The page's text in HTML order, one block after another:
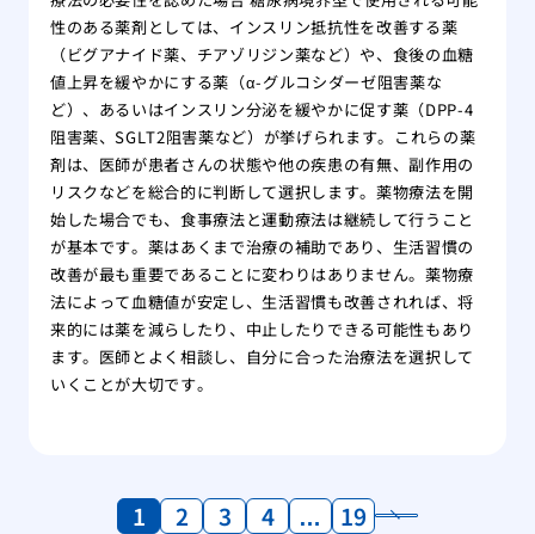
性のある薬剤としては、インスリン抵抗性を改善する薬
（ビグアナイド薬、チアゾリジン薬など）や、食後の血糖
値上昇を緩やかにする薬（α-グルコシダーゼ阻害薬な
ど）、あるいはインスリン分泌を緩やかに促す薬（DPP-4
阻害薬、SGLT2阻害薬など）が挙げられます。これらの薬
剤は、医師が患者さんの状態や他の疾患の有無、副作用の
リスクなどを総合的に判断して選択します。薬物療法を開
始した場合でも、食事療法と運動療法は継続して行うこと
が基本です。薬はあくまで治療の補助であり、生活習慣の
改善が最も重要であることに変わりはありません。薬物療
法によって血糖値が安定し、生活習慣も改善されれば、将
来的には薬を減らしたり、中止したりできる可能性もあり
ます。医師とよく相談し、自分に合った治療法を選択して
いくことが大切です。
1 2 3 4 … 19